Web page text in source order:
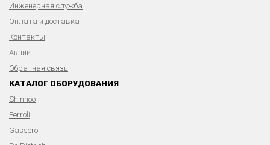
Инженерная служба
Оплата и доставка
Контакты
Акции
Обратная связь
КАТАЛОГ ОБОРУДОВАНИЯ
Shinhoo
Ferroli
Gassero